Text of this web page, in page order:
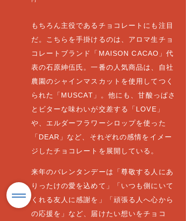
もちろん主役であるチョコレートにも注目
だ。こちらを手掛けるのは、アロマ生チョ
コレートブランド「MAISON CACAO」代
表の石原紳伍氏。一番の人気商品は、自社
農園のシャインマスカットを使用してつく
られた「MUSCAT」。他にも、甘酸っぱさ
とビターな味わいが交差する「LOVE」
や、エルダーフラワーシロップを使った
「DEAR」など、それぞれの感情をイメー
ジしたチョコレートを展開している。
来年のバレンタンデーは「尊敬する人にあ
りったけの愛を込めて」「いつも側にいて
くれる友人に感謝を」「頑張る人へ心から
の応援を」など、届けたい想いをチョコ